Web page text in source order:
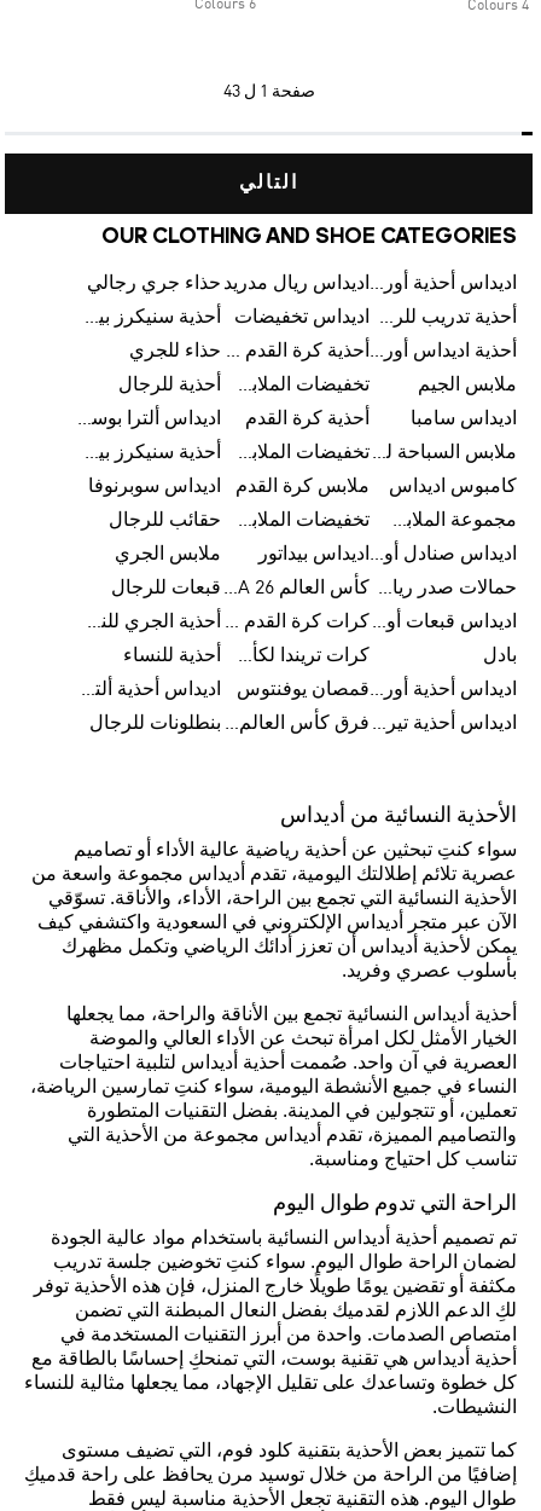
4 Colours
6 Colours
صفحة 1 ل 43
التالي
OUR CLOTHING AND SHOE CATEGORIES
اديداس أحذية أورجينالز اديداس ريال مدريد حذاء جري رجالي
أحذية تدريب للرجال
اديداس تخفيضات
أحذية سنيكرز بيضاء للرجال
أحذية اديداس أورجينال للنساء
أحذية كرة القدم للرجال حذاء للجري
ملابس الجيم
تخفيضات الملابس للأطفال
أحذية للرجال
اديداس سامبا
أحذية كرة القدم
اديداس ألترا بوست
ملابس السباحة للرجال
تخفيضات الملابس الرياضية
أحذية سنيكرز بيضاء للرجال
كامبوس اديداس
ملابس كرة القدم
اديداس سوبرنوفا
مجموعة الملابس الرياضية
تخفيضات الملابس للرجال
حقائب للرجال
اديداس صنادل أورجينال للنساء اديداس بيداتور
ملابس الجري
حمالات صدر رياضية
كأس العالم FIFA 26™ قبعات للرجال
اديداس قبعات أورجينال للرجال
كرات كرة القدم للرجال
أحذية الجري للنساء
بادل
كرات تريندا لكأس العالم FIFA 26™
أحذية للنساء
اديداس أحذية أورجينال للرجالقمصان يوفنتوس
اديداس أحذية ألترا بوست للرجال
اديداس أحذية تيريكس
فرق كأس العالم FIFA 26™ بنطلونات للرجال
الأحذية النسائية من أديداس
سواء كنتِ تبحثين عن أحذية رياضية عالية الأداء أو تصاميم
عصرية تلائم إطلالتك اليومية، تقدم أديداس مجموعة واسعة من
الأحذية النسائية التي تجمع بين الراحة، الأداء، والأناقة. تسوّقي
الآن عبر متجر أديداس الإلكتروني في السعودية واكتشفي كيف
يمكن لأحذية أديداس أن تعزز أدائك الرياضي وتكمل مظهرك
بأسلوب عصري وفريد.
أحذية أديداس النسائية تجمع بين الأناقة والراحة، مما يجعلها
الخيار الأمثل لكل امرأة تبحث عن الأداء العالي والموضة
العصرية في آن واحد. صُممت أحذية أديداس لتلبية احتياجات
النساء في جميع الأنشطة اليومية، سواء كنتِ تمارسين الرياضة،
تعملين، أو تتجولين في المدينة. بفضل التقنيات المتطورة
والتصاميم المميزة، تقدم أديداس مجموعة من الأحذية التي
تناسب كل احتياج ومناسبة.
الراحة التي تدوم طوال اليوم
تم تصميم أحذية أديداس النسائية باستخدام مواد عالية الجودة
لضمان الراحة طوال اليوم. سواء كنتِ تخوضين جلسة تدريب
مكثفة أو تقضين يومًا طويلًا خارج المنزل، فإن هذه الأحذية توفر
لكِ الدعم اللازم لقدميك بفضل النعال المبطنة التي تضمن
امتصاص الصدمات. واحدة من أبرز التقنيات المستخدمة في
أحذية أديداس هي تقنية بوست، التي تمنحكِ إحساسًا بالطاقة مع
كل خطوة وتساعدك على تقليل الإجهاد، مما يجعلها مثالية للنساء
النشيطات.
كما تتميز بعض الأحذية بتقنية كلود فوم، التي تضيف مستوى
إضافيًا من الراحة من خلال توسيد مرن يحافظ على راحة قدميكِ
طوال اليوم. هذه التقنية تجعل الأحذية مناسبة ليس فقط